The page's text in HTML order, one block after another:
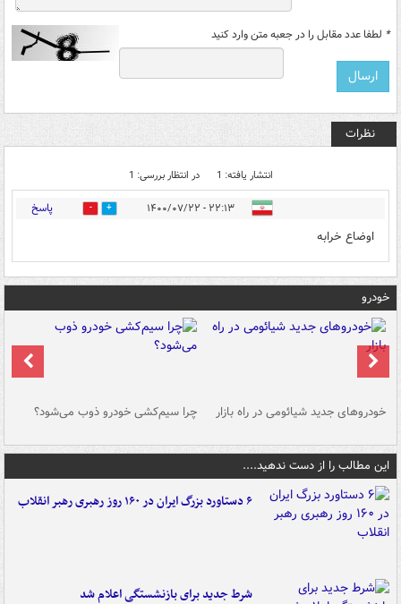
* لطفا عدد مقابل را در جعبه متن وارد کنید
نظرات
انتشار یافته: 1 در انتظار بررسی: 1
۲۲:۱۳ - ۱۴۰۰/۰۷/۲۲ 0 پاسخ
اوضاع خرابه
خودرو
خودروهای جدید شیائومی در راه بازار چرا سیم‌کشی خودرو ذوب می‌شود؟
این مطالب را از دست ندهید....
۶ دستاورد بزرگ ایران در ۱۶۰ روز رهبری رهبر انقلاب
شرط جدید برای بازنشستگی اعلام شد